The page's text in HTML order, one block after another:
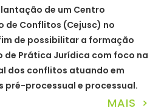
de um Centro
de Conflitos (Cejusc) no
de possibilitar a formação
de Prática Jurídica com foco na
dos conflitos atuando em
pré-processual e processual.
MAIS >